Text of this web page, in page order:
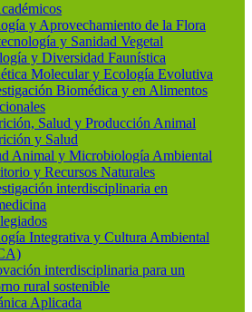
y Aprovechamiento de la Flora
y Sanidad Vegetal
y Diversidad Faunística
Molecular y Ecología Evolutiva
Biomédica y en Alimentos
Salud y Producción Animal
y Salud
Animal y Microbiología Ambiental
y Recursos Naturales
interdisciplinaria en
Integrativa y Cultura Ambiental
interdisciplinaria para un
rural sostenible
Aplicada